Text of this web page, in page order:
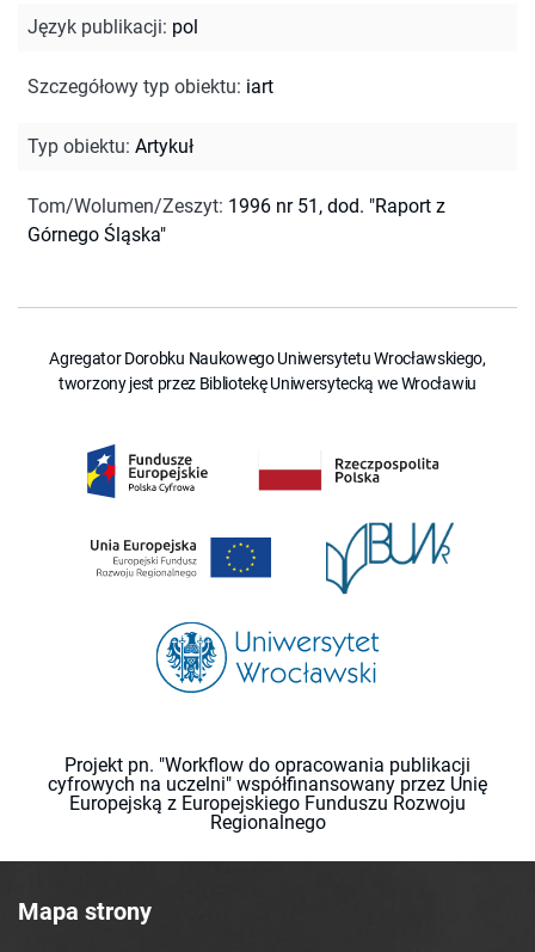
Język publikacji: pol
Szczegółowy typ obiektu: iart
Typ obiektu: Artykuł
Tom/Wolumen/Zeszyt: 1996 nr 51, dod. "Raport z
Górnego Śląska"
Agregator Dorobku Naukowego Uniwersytetu Wrocławskiego,
tworzony jest przez Bibliotekę Uniwersytecką we Wrocławiu
Projekt pn. "Workflow do opracowania publikacji
cyfrowych na uczelni" współfinansowany przez Unię
Europejską z Europejskiego Funduszu Rozwoju
Regionalnego
Mapa strony